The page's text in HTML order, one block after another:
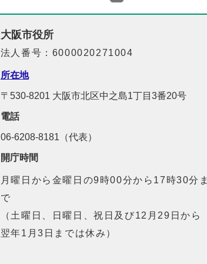
大阪市役所
法人番号：6000020271004
所在地
〒530-8201 大阪市北区中之島1丁目3番20号
電話
06-6208-8181（代表）
開庁時間
月曜日から金曜日の9時00分から17時30分ま
で
（土曜日、日曜日、祝日及び12月29日から
翌年1月3日までは休み）